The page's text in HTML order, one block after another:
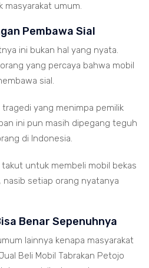
masyarakat umum.
Pembawa Sial
ini bukan hal yang nyata.
yang percaya bahwa mobil
sial.
yang menimpa pemilik
ini pun masih dipegang teguh
di Indonesia.
untuk membeli mobil bekas
nasib setiap orang nyatanya
Benar Sepenuhnya
lainnya kenapa masyarakat
Beli Mobil Tabrakan Petojo